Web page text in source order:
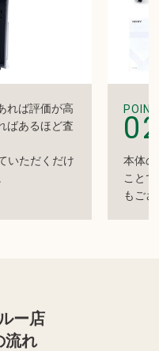
れば評価が高
ばあるほど査
いただくだけ
POINT
本体
こと
もご
ー店
流れ